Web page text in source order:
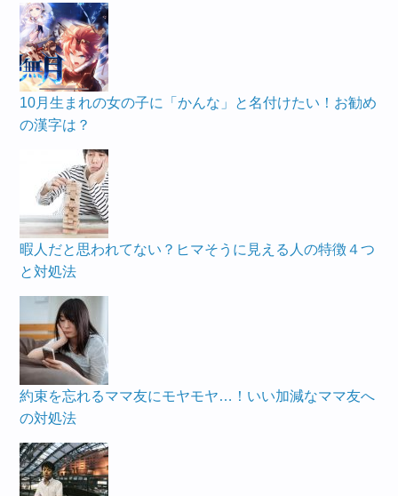
10月生まれの女の子に「かんな」と名付けたい！お勧め
の漢字は？
暇人だと思われてない？ヒマそうに見える人の特徴４つ
と対処法
約束を忘れるママ友にモヤモヤ…！いい加減なママ友へ
の対処法